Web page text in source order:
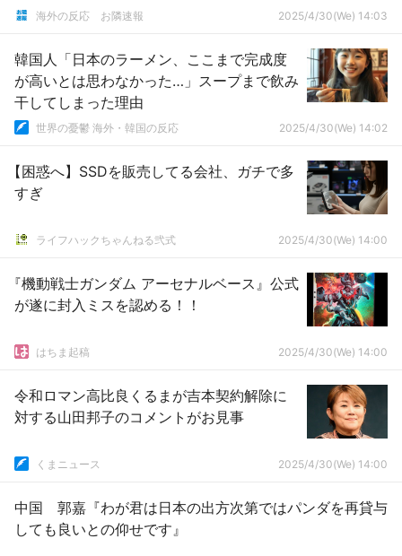
っちゃけ円安の時に行った人たちはそもそ
たんだと思う」
海外の反応 お隣速報 2025/4/30(We) 14:03
韓国人「日本のラーメン、ここまで完成度
が高いとは思わなかった…」スープまで飲み
干してしまった理由
世界の憂鬱 海外・韓国の反応 2025/4/30(We) 14:02
【困惑へ】SSDを販売してる会社、ガチで多
すぎ
ライフハックちゃんねる弐式 2025/4/30(We) 14:00
『機動戦士ガンダム アーセナルベース』公式
が遂に封入ミスを認める！！
はちま起稿 2025/4/30(We) 14:00
令和ロマン高比良くるまが吉本契約解除に
対する山田邦子のコメントがお見事
くまニュース 2025/4/30(We) 14:00
中国 郭嘉『わが君は日本の出方次第ではパンダを再貸与
しても良いとの仰せです』